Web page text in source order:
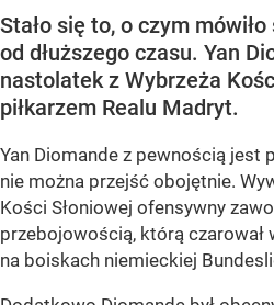
Stało się to, o czym mówiło
od dłuższego czasu. Yan
nastolatek z Wybrzeża
piłkarzem Realu Madryt.
Yan Diomande z pewnością jest
nie można przejść obojętnie.
Kości Słoniowej ofensywny
przebojowością, którą czarował
na boiskach niemieckiej